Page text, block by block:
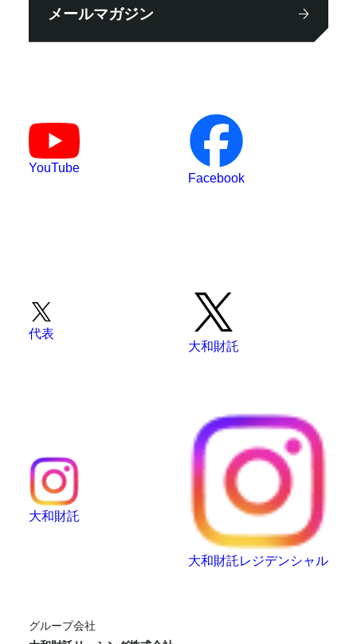
メールマガジン
YouTube
Facebook
代表
大和財託
大和財託
大和財託レジデンシャル
グループ会社